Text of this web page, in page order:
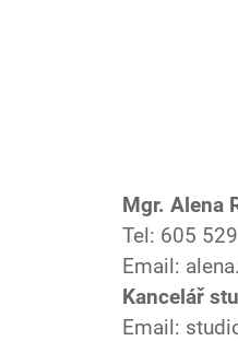
Mgr. Alena
Tel: 605
Email:
Kancelář
Email: